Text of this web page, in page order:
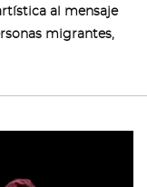
al mensaje
migrantes,